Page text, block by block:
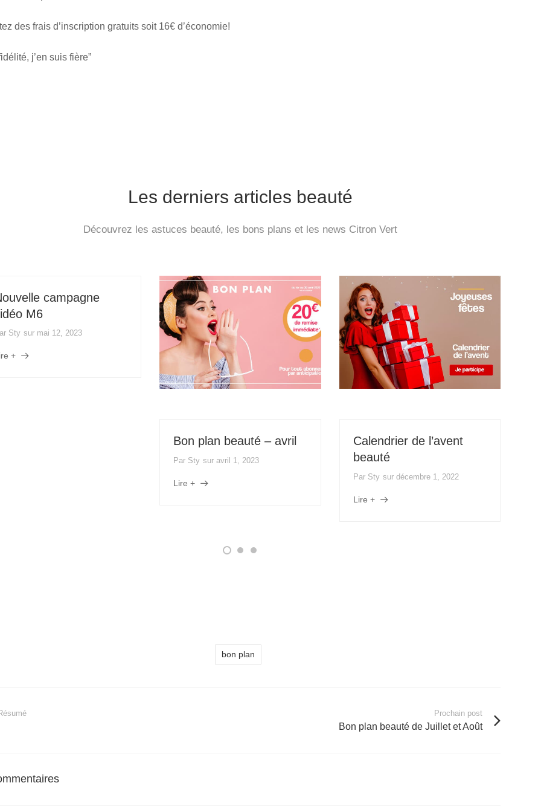
des frais d’inscription gratuits soit 16€ d’économie!
j’en suis fière”
Les derniers articles beauté
Découvrez les astuces beauté, les bons plans et les news Citron Vert
campagne
M6
Sty sur mai 12, 2023
+
Bon plan beauté – avril
Par Sty suravril 1, 2023
Lire +
Calendrier de l’avent
beauté
Par Sty sur décembre 1, 2022
Lire +
bon plan
Prochain post
Bon plan beauté de Juillet et Août